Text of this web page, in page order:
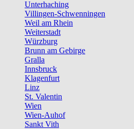
Unterhaching
Villingen-Schwenningen
Weil am Rhein
Weiterstadt
Würzburg
Brunn am Gebirge
Gralla
Innsbruck
Klagenfurt
Linz
St. Valentin
Wien
Wien-Auhof
Sankt Vith